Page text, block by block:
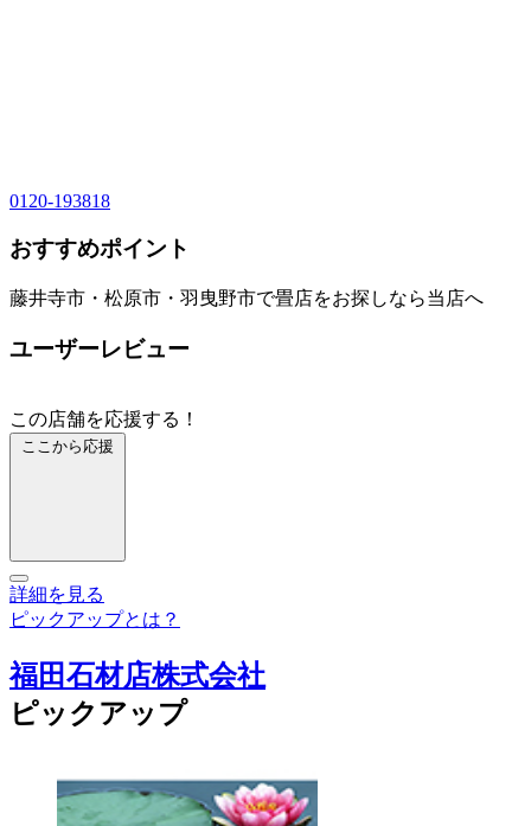
0120-193818
おすすめポイント
藤井寺市・松原市・羽曳野市で畳店をお探しなら当店へ
ユーザーレビュー
この店舗を応援する！
ここから応援
詳細を見る
ピックアップとは？
福田石材店株式会社
ピックアップ